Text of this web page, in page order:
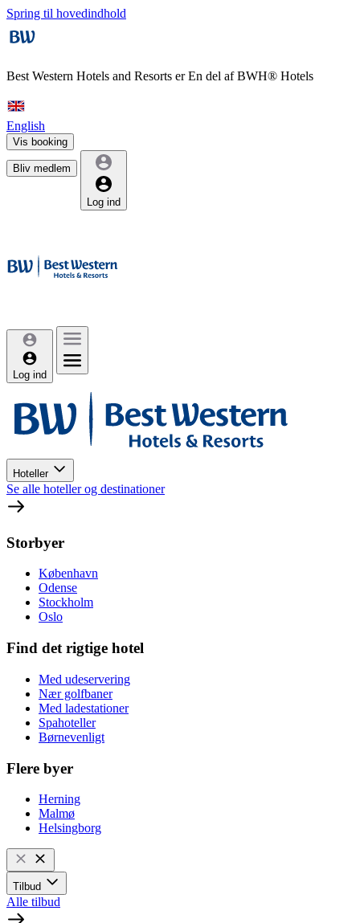
Spring til hovedindhold
Best Western Hotels and Resorts erEn del af BWH® Hotels
English
Vis booking
Bliv medlem
Log ind
Log ind
Hoteller
Se alle hoteller og destinationer
Storbyer
København
Odense
Stockholm
Oslo
Find det rigtige hotel
Med udeservering
Nær golfbaner
Med ladestationer
Spahoteller
Børnevenligt
Flere byer
Herning
Malmø
Helsingborg
Tilbud
Alle tilbud